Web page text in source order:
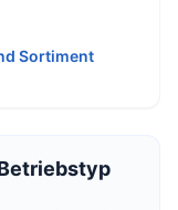
Sortiment